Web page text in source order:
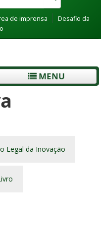
de imprensa
Desafio da
MENU
Legal da Inovação